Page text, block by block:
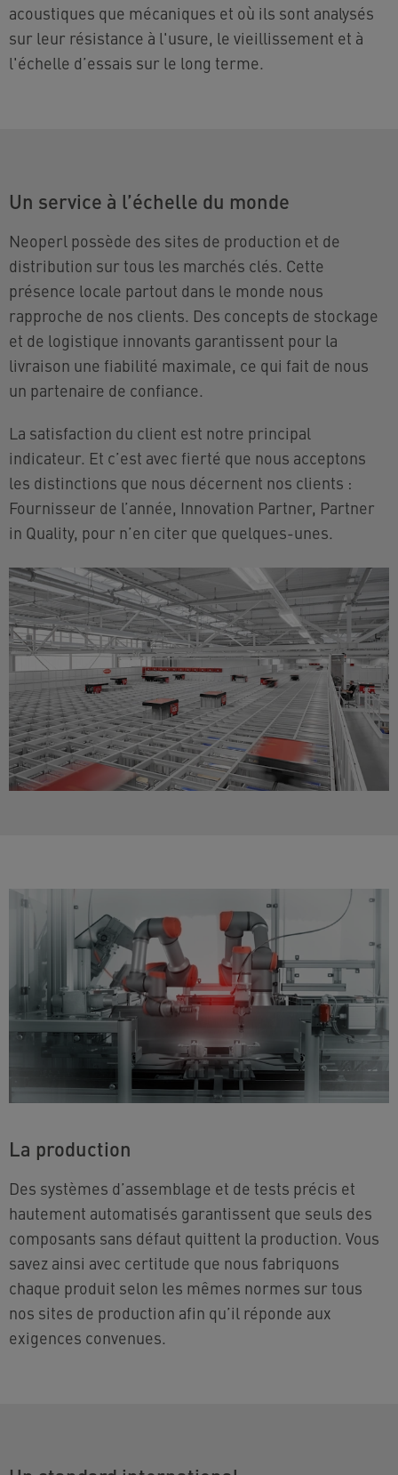
acoustiques que mécaniques et où ils sont analysés
sur leur résistance à l'usure, le vieillissement et à
l'échelle d’essais sur le long terme.
Un service à l’échelle du monde
Neoperl possède des sites de production et de
distribution sur tous les marchés clés. Cette
présence locale partout dans le monde nous
rapproche de nos clients. Des concepts de stockage
et de logistique innovants garantissent pour la
livraison une fiabilité maximale, ce qui fait de nous
un partenaire de confiance.
La satisfaction du client est notre principal
indicateur. Et c’est avec fierté que nous acceptons
les distinctions que nous décernent nos clients :
Fournisseur de l’année, Innovation Partner, Partner
in Quality, pour n’en citer que quelques-unes.
La production
Des systèmes d’assemblage et de tests précis et
hautement automatisés garantissent que seuls des
composants sans défaut quittent la production. Vous
savez ainsi avec certitude que nous fabriquons
chaque produit selon les mêmes normes sur tous
nos sites de production afin qu’il réponde aux
exigences convenues.